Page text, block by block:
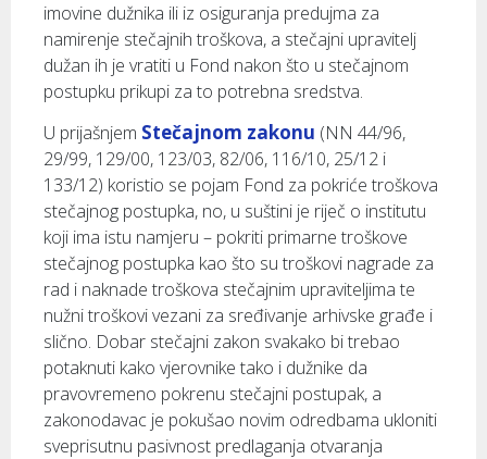
imovine dužnika ili iz osiguranja predujma za
namirenje stečajnih troškova, a stečajni upravitelj
dužan ih je vratiti u Fond nakon što u stečajnom
postupku prikupi za to potrebna sredstva.
U prijašnjem Stečajnom zakonu (NN 44/96,
29/99, 129/00, 123/03, 82/06, 116/10, 25/12 i
133/12) koristio se pojam Fond za pokriće troškova
stečajnog postupka, no, u suštini je riječ o institutu
koji ima istu namjeru – pokriti primarne troškove
stečajnog postupka kao što su troškovi nagrade za
rad i naknade troškova stečajnim upraviteljima te
nužni troškovi vezani za sređivanje arhivske građe i
slično. Dobar stečajni zakon svakako bi trebao
potaknuti kako vjerovnike tako i dužnike da
pravovremeno pokrenu stečajni postupak, a
zakonodavac je pokušao novim odredbama ukloniti
sveprisutnu pasivnost predlaganja otvaranja